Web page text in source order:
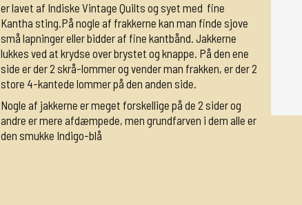
er lavet af Indiske Vintage Quilts og syet med fine
Kantha sting.På nogle af frakkerne kan man finde sjove
små lapninger eller bidder af fine kantbånd. Jakkerne
lukkes ved at krydse over brystet og knappe. På den ene
side er der 2 skrå-lommer og vender man frakken, er der 2
store 4-kantede lommer på den anden side.
Nogle af jakkerne er meget forskellige på de 2 sider og
andre er mere afdæmpede, men grundfarven i dem alle er
den smukke Indigo-blå